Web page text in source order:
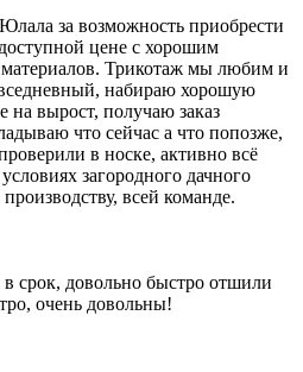
за возможность приобрести
цене с хорошим
Трикотаж мы любим и
набираю хорошую
на вырост, получаю заказ
что сейчас а что попозже,
в носке, активно всё
загородного дачного
всей команде.
срок, довольно быстро отшили
очень довольны!